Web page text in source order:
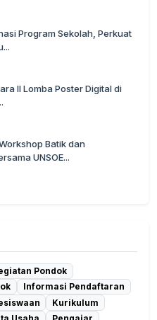
Program Sekolah, Perkuat
II Lomba Poster Digital di
Batik dan
UNSOE...
Pondok
Informasi Pendaftaran
Kurikulum